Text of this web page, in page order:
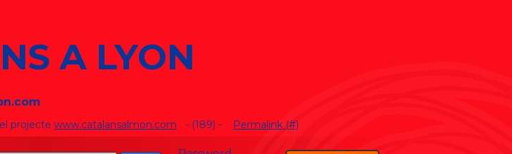
A LYON
projecte www.catalansalmon.com - (189) - Permalink (#)